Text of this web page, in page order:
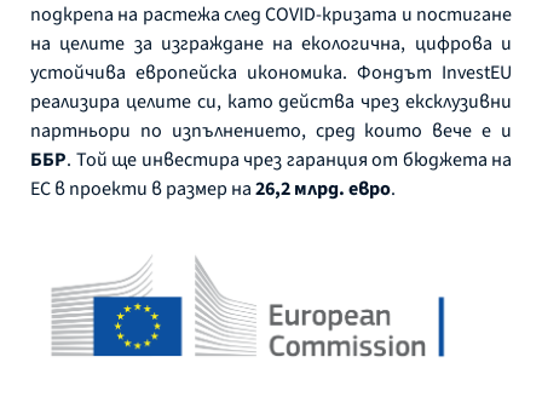
подкрепа на растежа след COVID-кризата и постигане
на целите за изграждане на екологична, цифрова и
устойчива европейска икономика. Фондът InvestEU
реализира целите си, като действа чрез ексклузивни
партньори по изпълнението, сред които вече е и
ББР. Той ще инвестира чрез гаранция от бюджета на
ЕС в проекти в размер на26,2 млрд. евро.